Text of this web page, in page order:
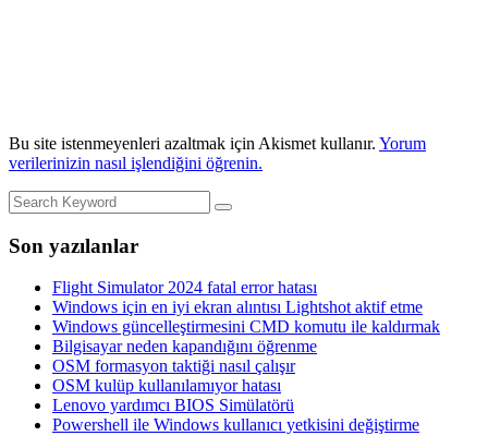
Bu site istenmeyenleri azaltmak için Akismet kullanır. Yorum
verilerinizin nasıl işlendiğini öğrenin.
Son yazılanlar
Flight Simulator 2024 fatal error hatası
Windows için en iyi ekran alıntısı Lightshot aktif etme
Windows güncelleştirmesini CMD komutu ile kaldırmak
Bilgisayar neden kapandığını öğrenme
OSM formasyon taktiği nasıl çalışır
OSM kulüp kullanılamıyor hatası
Lenovo yardımcı BIOS Simülatörü
Powershell ile Windows kullanıcı yetkisini değiştirme